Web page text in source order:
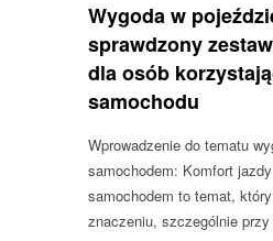
Wygoda w
sprawdzony
dla osób
samochodu
Wprowadzenie do tematu
samochodem: Komfort jazdy
samochodem to temat,
znaczeniu, szczególnie przy